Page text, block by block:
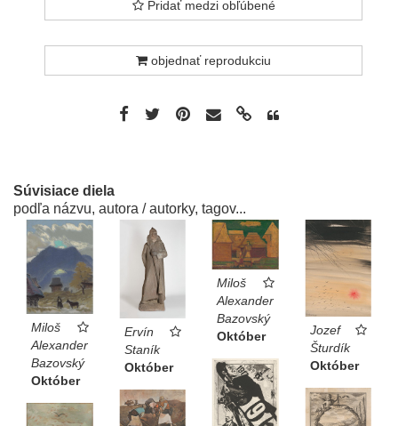
Pridať medzi obľúbené
objednať reprodukciu
Súvisiace diela
podľa názvu, autora / autorky, tagov...
Miloš
Alexander
Bazovský
Október
Ervín
Staník
Október
Miloš
Alexander
Bazovský
Október
Jozef
Šturdík
Október